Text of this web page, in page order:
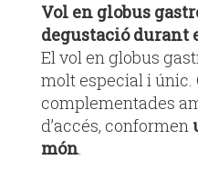
Vol en globus
degustació durant
El vol en globus
molt especial i únic.
complementades
d’accés, conformen
món.